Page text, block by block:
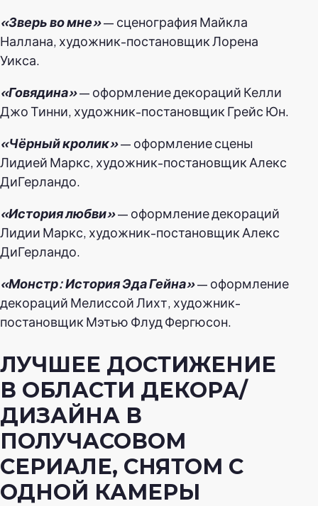
«Зверь во мне»— сценография Майкла
Наллана, художник-постановщик Лорена
Уикса.
«Говядина»— оформление декораций Келли
Джо Тинни, художник-постановщик Грейс Юн.
«Чёрный кролик»— оформление сцены
Лидией Маркс, художник-постановщик Алекс
ДиГерландо.
«История любви»— оформление декораций
Лидии Маркс, художник-постановщик Алекс
ДиГерландо.
«Монстр: История Эда Гейна»— оформление
декораций Мелиссой Лихт, художник-
постановщик Мэтью Флуд Фергюсон.
ЛУЧШЕЕ ДОСТИЖЕНИЕ
В ОБЛАСТИ ДЕКОРА/
ДИЗАЙНА В
ПОЛУЧАСОВОМ
СЕРИАЛЕ, СНЯТОМ С
ОДНОЙ КАМЕРЫ